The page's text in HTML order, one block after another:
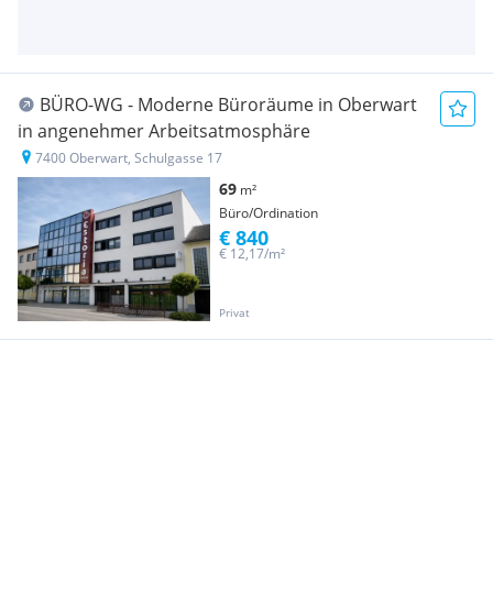
BÜRO-WG - Moderne Büroräume in Oberwart
in angenehmer Arbeitsatmosphäre
7400 Oberwart, Schulgasse 17
69 m²
Büro/Ordination
Privat
€ 12,17/m²
€ 840